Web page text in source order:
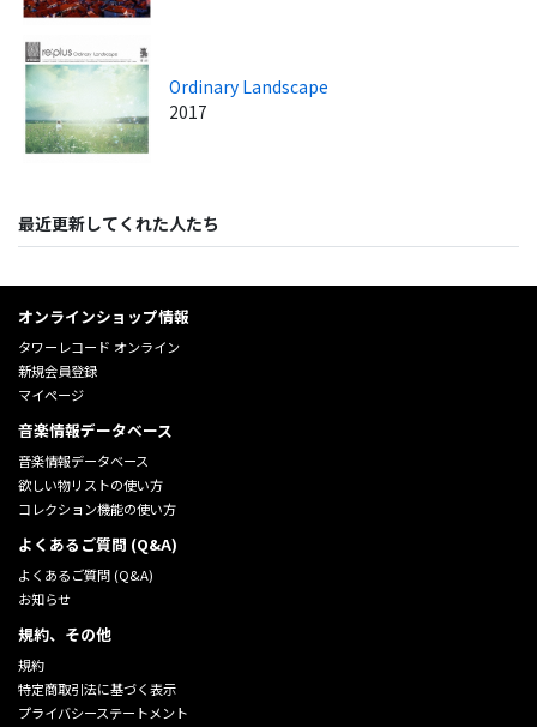
Ordinary Landscape
2017
最近更新してくれた人たち
オンラインショップ情報
タワーレコード オンライン
新規会員登録
マイページ
音楽情報データベース
音楽情報データベース
欲しい物リストの使い方
コレクション機能の使い方
よくあるご質問 (Q&A)
よくあるご質問 (Q&A)
お知らせ
規約、その他
規約
特定商取引法に基づく表示
プライバシーステートメント